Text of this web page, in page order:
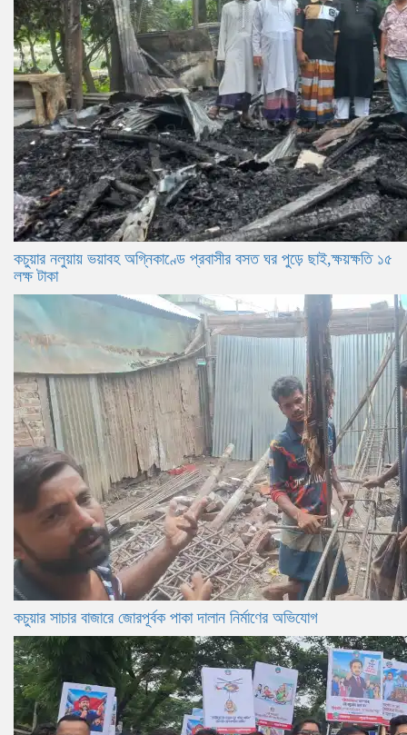
কচুয়ার নলুয়ায় ভয়াবহ অগ্নিকাণ্ডে প্রবাসীর বসত ঘর পুড়ে ছাই,ক্ষয়ক্ষতি ১৫
লক্ষ টাকা
কচুয়ার সাচার বাজারে জোরপূর্বক পাকা দালান নির্মাণের অভিযোগ